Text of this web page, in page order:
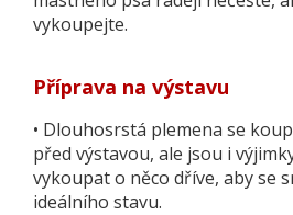
vykoupejte.
Příprava na výstavu
• Dlouhosrstá plemena se
před výstavou, ale jsou i
vykoupat o něco dříve, aby se
ideálního stavu.